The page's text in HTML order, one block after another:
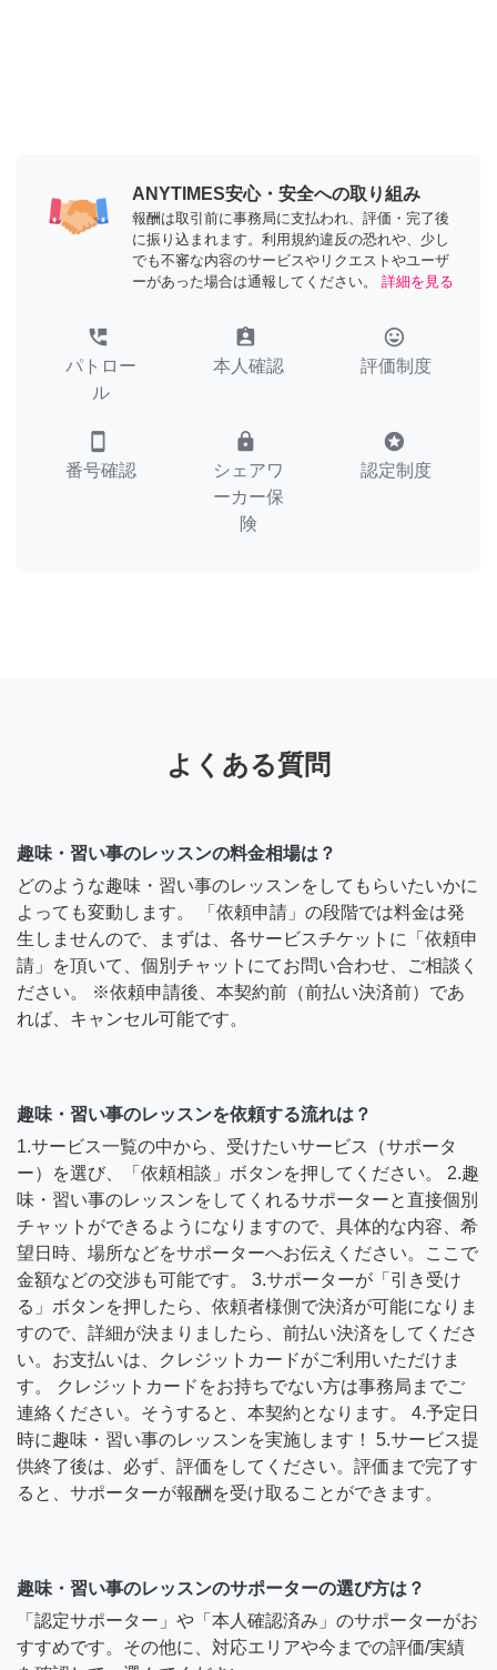
ANYTIMES安心・安全への取り組み
報酬は取引前に事務局に支払われ、評価・完了後
に振り込まれます。利用規約違反の恐れや、少し
でも不審な内容のサービスやリクエストやユーザ
ーがあった場合は通報してください。
詳細を見る
perm_phone_msg
パトロー
ル
assignment_ind
本人確認
tag_faces
評価制度
smartphone
番号確認
lock
シェアワ
ーカー保
険
stars
認定制度
よくある質問
趣味・習い事のレッスンの料金相場は？
どのような趣味・習い事のレッスンをしてもらいたいかに
よっても変動します。 「依頼申請」の段階では料金は発
生しませんので、まずは、各サービスチケットに「依頼申
請」を頂いて、個別チャットにてお問い合わせ、ご相談く
ださい。 ※依頼申請後、本契約前（前払い決済前）であ
れば、キャンセル可能です。
趣味・習い事のレッスンを依頼する流れは？
1.サービス一覧の中から、受けたいサービス（サポータ
ー）を選び、「依頼相談」ボタンを押してください。 2.趣
味・習い事のレッスンをしてくれるサポーターと直接個別
チャットができるようになりますので、具体的な内容、希
望日時、場所などをサポーターへお伝えください。ここで
金額などの交渉も可能です。 3.サポーターが「引き受け
る」ボタンを押したら、依頼者様側で決済が可能になりま
すので、詳細が決まりましたら、前払い決済をしてくださ
い。お支払いは、クレジットカードがご利用いただけま
す。 クレジットカードをお持ちでない方は事務局までご
連絡ください。そうすると、本契約となります。 4.予定日
時に趣味・習い事のレッスンを実施します！ 5.サービス提
供終了後は、必ず、評価をしてください。評価まで完了す
ると、サポーターが報酬を受け取ることができます。
趣味・習い事のレッスンのサポーターの選び方は？
「認定サポーター」や「本人確認済み」のサポーターがお
すすめです。その他に、対応エリアや今までの評価/実績